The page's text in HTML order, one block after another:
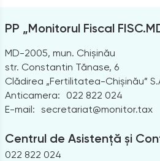
PP „Monitorul Fiscal
MD-2005, mun. Chișinău
str. Constantin Tănase, 6
Clădirea „Fertilitatea-Chișinău”
Anticamera:
022 822 024
E-mail: secretariat@monitor.tax
Centrul de Asistență și
022 822 024